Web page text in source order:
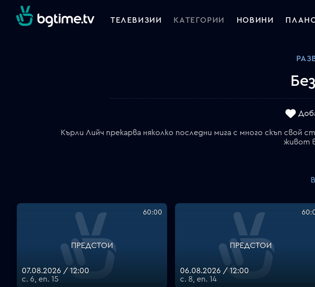
ТЕЛЕВИЗИИ КАТЕГОРИИ НОВИНИ
Кърли Лийч прекарва няколко последни мига с много скъп
живот
ПРЕДСТОИ
60:00
07.08.2026 / 12:00
с. 6, еп. 15
ПРЕДСТОИ
06.08.2026 / 12:00
с. 8, еп. 14